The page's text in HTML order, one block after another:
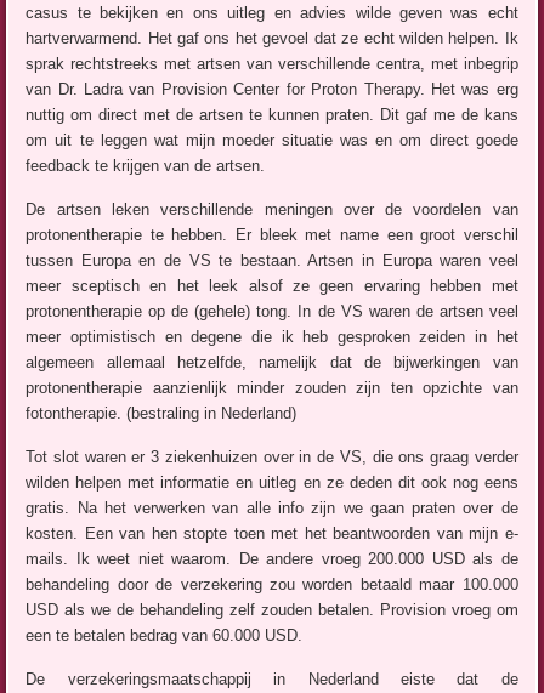
casus te bekijken en ons uitleg en advies wilde geven was echt
hartverwarmend. Het gaf ons het gevoel dat ze echt wilden helpen. Ik
sprak rechtstreeks met artsen van verschillende centra, met inbegrip
van Dr. Ladra van Provision Center for Proton Therapy. Het was erg
nuttig om direct met de artsen te kunnen praten. Dit gaf me de kans
om uit te leggen wat mijn moeder situatie was en om direct goede
feedback te krijgen van de artsen.
De artsen leken verschillende meningen over de voordelen van
protonentherapie te hebben. Er bleek met name een groot verschil
tussen Europa en de VS te bestaan. Artsen in Europa waren veel
meer sceptisch en het leek alsof ze geen ervaring hebben met
protonentherapie op de (gehele) tong. In de VS waren de artsen veel
meer optimistisch en degene die ik heb gesproken zeiden in het
algemeen allemaal hetzelfde, namelijk dat de bijwerkingen van
protonentherapie aanzienlijk minder zouden zijn ten opzichte van
fotontherapie. (bestraling in Nederland)
Tot slot waren er 3 ziekenhuizen over in de VS, die ons graag verder
wilden helpen met informatie en uitleg en ze deden dit ook nog eens
gratis. Na het verwerken van alle info zijn we gaan praten over de
kosten. Een van hen stopte toen met het beantwoorden van mijn e-
mails. Ik weet niet waarom. De andere vroeg 200.000 USD als de
behandeling door de verzekering zou worden betaald maar 100.000
USD als we de behandeling zelf zouden betalen. Provision vroeg om
een te betalen bedrag van 60.000 USD.
De verzekeringsmaatschappij in Nederland eiste dat de